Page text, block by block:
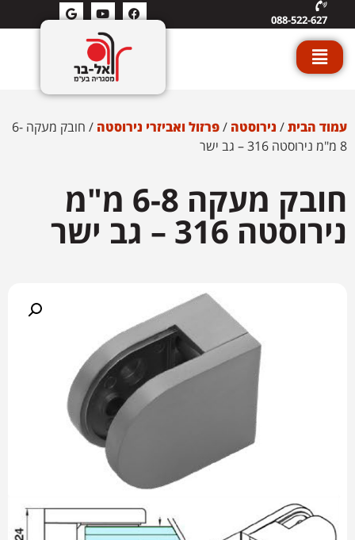
088-522-627
עמוד הבית/ נירוסטה /פרזול ואביזרי נירוסטה
/ חובק מעקה 6-
8 מ"מ נירוסטה 316 – גב ישר
חובק מעקה 6-8 מ"מ
נירוסטה 316 – גב ישר